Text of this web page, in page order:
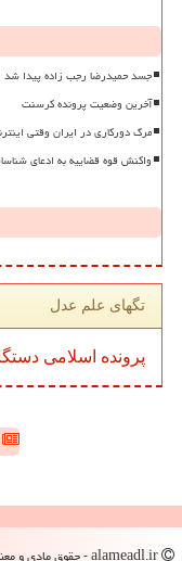
جسد حمیدرضا رجب زاده پیدا شد
آخرین وضعیت پرونده کرسنت
مرگ دورکاری در ایران وقتی
واکنش قوه قضاییه به ادعای
تگهای علم عدل
پرونده اسلامی